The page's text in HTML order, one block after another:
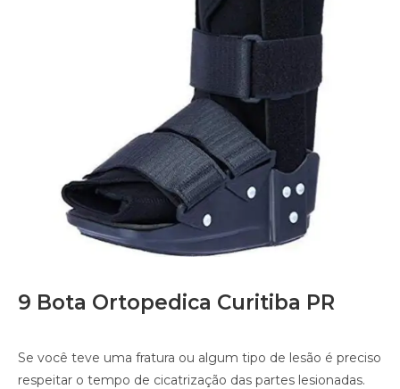
9 Bota Ortopedica Curitiba PR
Se você teve uma fratura ou algum tipo de lesão é preciso
respeitar o tempo de cicatrização das partes lesionadas.